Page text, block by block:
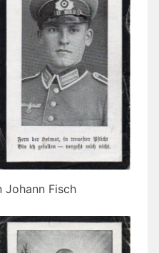
Johann Fisch